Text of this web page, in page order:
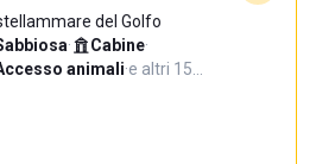
del Golfo
· Cabine·
animali·e altri 15…